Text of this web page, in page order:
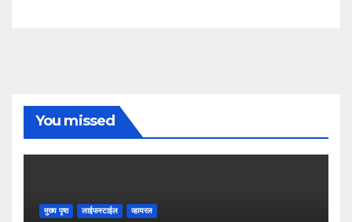
You missed
मुख्य पृष्ठ लाईफस्टाईल व्हायरल